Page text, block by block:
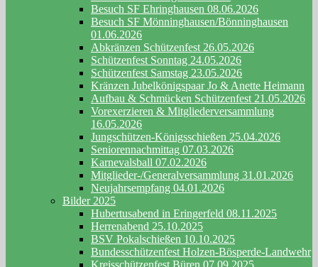
Besuch SF Ehringhausen 08.06.2026
Besuch SF Mönninghausen/Bönninghausen
01.06.2026
Abkränzen Schützenfest 26.05.2026
Schützenfest Sonntag 24.05.2026
Schützenfest Samstag 23.05.2026
Kränzen Jubelkönigspaar Jo & Anette Heimann
Aufbau & Schmücken Schützenfest 21.05.2026
Vorexerzieren & Mitgliederversammlung
16.05.2026
Jungschützen-Königsschießen 25.04.2026
Seniorennachmittag 07.03.2026
Karnevalsball 07.02.2026
Mitglieder-/Generalversammlung 31.01.2026
Neujahrsempfang 04.01.2026
Bilder 2025
Hubertusabend in Eringerfeld 08.11.2025
Herrenabend 25.10.2025
BSV Pokalschießen 10.10.2025
Bundesschützenfest Holzen-Bösperde-Landwehr
Kreisschützenfest Büren 07.09.2025